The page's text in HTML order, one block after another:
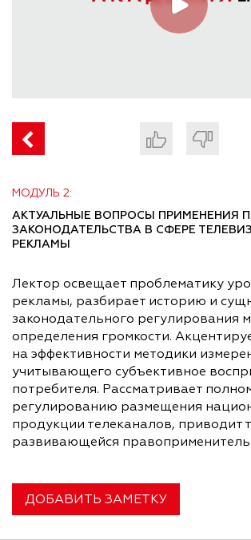
МОДУЛЬ 2:
АКТУАЛЬНЫЕ ВОПРОСЫ ПРИМЕНЕНИЯ
ЗАКОНОДАТЕЛЬСТВА В СФЕРЕ
РЕКЛАМЫ
Лектор освещает проблематику
рекламы, разбирает историю и
законодательного регулирования
определения громкости.
на эффективности методики
учитывающего субъективное
потребителя. Рассматривает
регулированию размещения
продукции телеканалов, приводит
развивающейся
ДОБАВИТЬ ЗАМЕТКУ